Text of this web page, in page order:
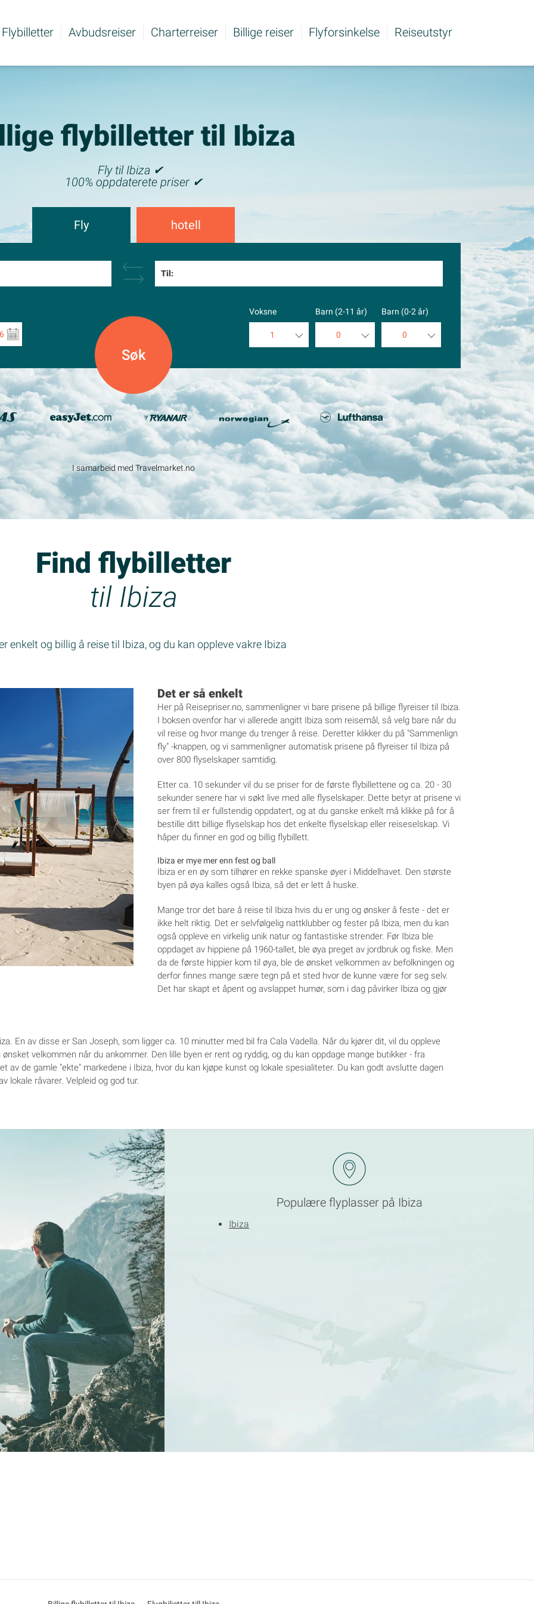
Flybilletter Avbudsreiser Charterreiser Billige reiser Flyforsinkelse Reiseutstyr
flybilletter til Ibiza
Fly til Ibiza ✔
100% oppdaterete priser ✔
Fly hotell
Til:
Voksne
1
3
4
5
Barn (2-11 år)
0
2
3
4
Barn (0-2 år)
0
4
I samarbeid med Travelmarket.no
Find flybilletter
til Ibiza
enkelt og billig å reise til Ibiza, og du kan oppleve vakre Ibiza
Det er så enkelt
Her på Reisepriser.no, sammenligner vi bare prisene på billige flyreiser til Ibiza.
I boksen ovenfor har vi allerede angitt Ibiza som reisemål, så velg bare når du
vil reise og hvor mange du trenger å reise. Deretter klikker du på "Sammenlign
fly" -knappen, og vi sammenligner automatisk prisene på flyreiser til Ibiza på
over 800 flyselskaper samtidig.
Etter ca. 10 sekunder vil du se priser for de første flybillettene og ca. 20 - 30
sekunder senere har vi søkt live med alle flyselskaper. Dette betyr at prisene vi
ser frem til er fullstendig oppdatert, og at du ganske enkelt må klikke på for å
bestille ditt billige flyselskap hos det enkelte flyselskap eller reiseselskap. Vi
håper du finner en god og billig flybillett.
Ibiza er mye mer enn fest og ball
Ibiza er en øy som tilhører en rekke spanske øyer i Middelhavet. Den største
byen på øya kalles også Ibiza, så det er lett å huske.
Mange tror det bare å reise til Ibiza hvis du er ung og ønsker å feste - det er
ikke helt riktig. Det er selvfølgelig nattklubber og fester på Ibiza, men du kan
også oppleve en virkelig unik natur og fantastiske strender. Før Ibiza ble
oppdaget av hippiene på 1960-tallet, ble øya preget av jordbruk og fiske. Men
da de første hippier kom til øya, ble de ønsket velkommen av befolkningen og
derfor finnes mange sære tegn på et sted hvor de kunne være for seg selv.
Det har skapt et åpent og avslappet humør, som i dag påvirker Ibiza og gjør
En av disse er San Joseph, som ligger ca. 10 minutter med bil fra Cala Vadella. Når du kjører dit, vil du oppleve
velkommen når du ankommer. Den lille byen er rent og ryddig, og du kan oppdage mange butikker - fra
av de gamle "ekte" markedene i Ibiza, hvor du kan kjøpe kunst og lokale spesialiteter. Du kan godt avslutte dagen
lokale råvarer. Velpleid og god tur.
Populære flyplasser på Ibiza
Ibiza